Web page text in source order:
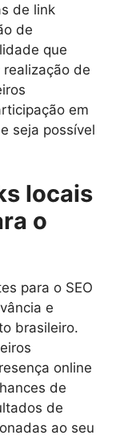
de link
de
que
de
em
seja possível
locais
o
para o SEO
e
brasileiro.
online
de
de
ao seu